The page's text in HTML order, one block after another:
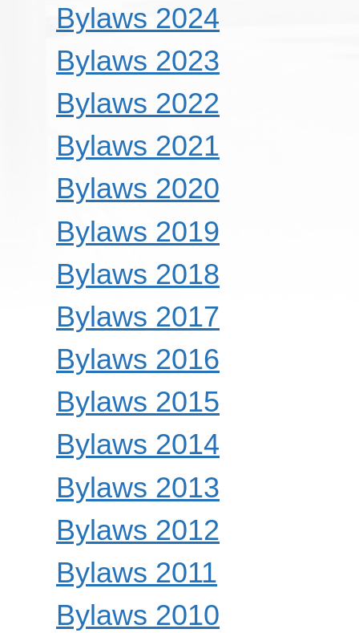
Bylaws 2024
Bylaws 2023
Bylaws 2022
Bylaws 2021
Bylaws 2020
Bylaws 2019
Bylaws 2018
Bylaws 2017
Bylaws 2016
Bylaws 2015
Bylaws 2014
Bylaws 2013
Bylaws 2012
Bylaws 2011
Bylaws 2010